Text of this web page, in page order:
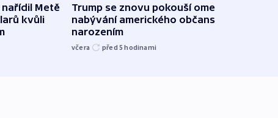
nařídil Metě
kvůli
Trump se znovu pokouší omezit
nabývání amerického občanství
narozením
včera před 5hodinami